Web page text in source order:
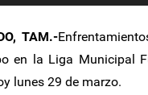
TAM.-
en la Liga Municipal
lunes 29 de marzo.